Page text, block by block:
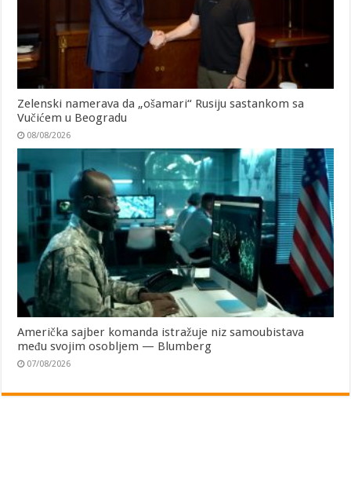
Zelenski namerava da „ošamari“ Rusiju sastankom sa
Vučićem u Beogradu
08/08/2026
Američka sajber komanda istražuje niz samoubistava
među svojim osobljem — Blumberg
07/08/2026